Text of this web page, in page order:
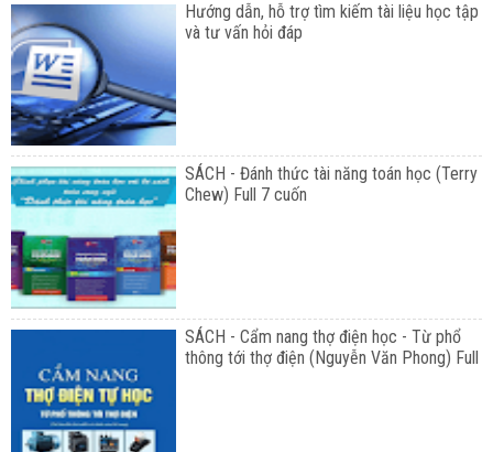
Hướng dẫn, hỗ trợ tìm kiếm tài liệu học tập
và tư vấn hỏi đáp
SÁCH - Đánh thức tài năng toán học (Terry
Chew) Full 7 cuốn
SÁCH - Cẩm nang thợ điện học - Từ phổ
thông tới thợ điện (Nguyễn Văn Phong) Full